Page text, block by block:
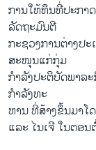
ການ​ໃຫ້​ທຶນ​ທີ່​ປະກາ
ລັດຖະມົນຕີ​
ກະຊວງການຕ່າງປ
ສະໜຸນ​ແກ່​ກຸ່ມ
ກໍາລັງປະຕິບັດ​ພາລ
ກຳລັງທະ
ຫານ ທີ່​ສ້າງ​ຂຶ້ນ​ມາໂ
ແລະ ​ໄນ​ເຈີ ​ໃນ​ຕອ